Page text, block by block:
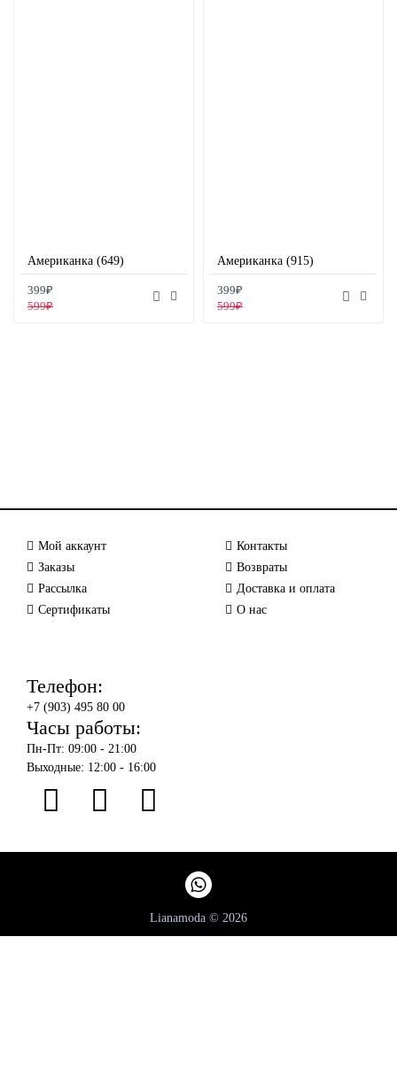
Американка (649)
399₽
599₽
Американка (915)
399₽
599₽
Мой аккаунт
Заказы
Рассылка
Сертификаты
Контакты
Возвраты
Доставка и оплата
О нас
Телефон:
+7 (903) 495 80 00
Часы работы:
Пн-Пт: 09:00 - 21:00
Выходные: 12:00 - 16:00
Lianamoda © 2026